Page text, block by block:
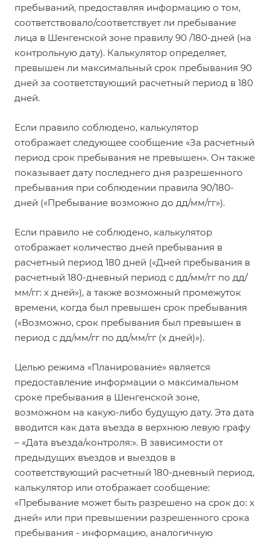
пребываний, предоставляя информацию о том,
соответствовало/соответствует ли пребывание
лица в Шенгенской зоне правилу 90 /180-дней (на
контрольную дату). Калькулятор определяет,
превышен ли максимальный срок пребывания 90
дней за соответствующий расчетный период в 180
дней.
Если правило соблюдено, калькулятор
отображает следующее сообщение «За расчетный
период срок пребывания не превышен». Он также
показывает дату последнего дня разрешенного
пребывания при соблюдении правила 90/180-
дней («Пребывание возможно до дд/мм/гг»).
Если правило не соблюдено, калькулятор
отображает количество дней пребывания в
расчетный период 180 дней («Дней пребывания в
расчетный 180-дневный период с дд/мм/гг по дд/
мм/гг: х дней»), а также возможный промежуток
времени, когда был превышен срок пребывания
(«Возможно, срок пребывания был превышен в
период с дд/мм/гг по дд/мм/гг (х дней)»).
Целью режима «Планирование» является
предоставление информации о максимальном
сроке пребывания в Шенгенской зоне,
возможном на какую-либо будущую дату. Эта дата
вводится как дата въезда в верхнюю левую графу
– «Дата въезда/контроля:». В зависимости от
предыдущих въездов и выездов в
соответствующий расчетный 180-дневный период,
калькулятор или отображает сообщение:
«Пребывание может быть разрешено на срок до: х
дней» или при превышении разрешенного срока
пребывания - информацию, аналогичную